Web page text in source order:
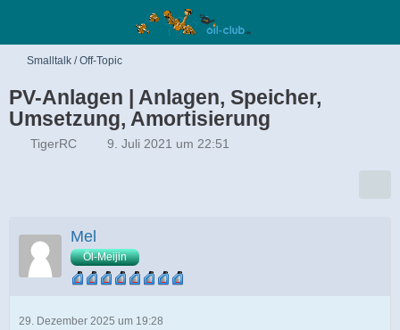
Smalltalk / Off-Topic
PV-Anlagen | Anlagen, Speicher,
Umsetzung, Amortisierung
TigerRC 9. Juli 2021 um 22:51
Mel
Öl-Meijin
29. Dezember 2025 um 19:28